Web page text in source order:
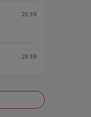
23:59
23:59